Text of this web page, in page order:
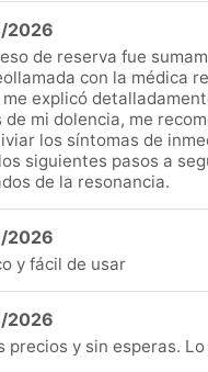
2026
de reserva fue
con la médica
me explicó
de mi dolencia, me
los síntomas de
siguientes pasos a
de la resonancia.
2026
y fácil de usar
2026
precios y sin esperas.